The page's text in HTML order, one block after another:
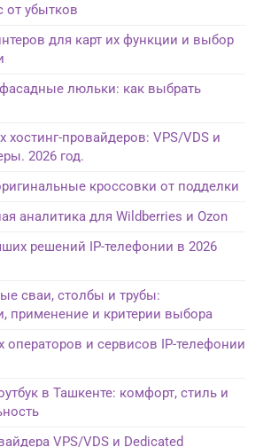
от убытков
для карт их функции и выбор
люльки: как выбрать
хостинг-провайдеров: VPS/VDS и
2026 год.
кроссовки от подделки
аналитика для Wildberries и Ozon
решений IP-телефонии в 2026
сваи, столбы и трубы:
применение и критерии выбора
операторов и сервисов IP-телефонии
в Ташкенте: комфорт, стиль и
VPS/VDS и Dedicated